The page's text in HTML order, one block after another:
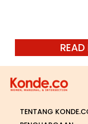
TENTANG